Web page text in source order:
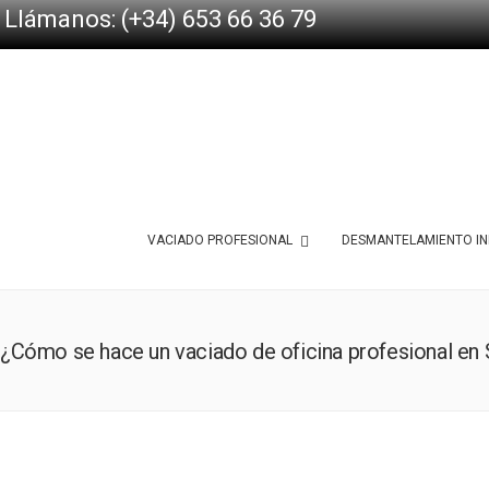
Llámanos: (+34) 653 66 36 79
VACIADO PROFESIONAL DESMANTELAMIENTO
¿Cómo se hace un vaciado de oficina profesional en